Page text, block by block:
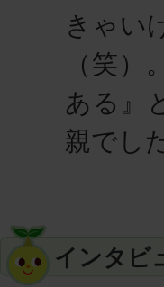
きゃい
（笑
ある』
親でし
インタビ